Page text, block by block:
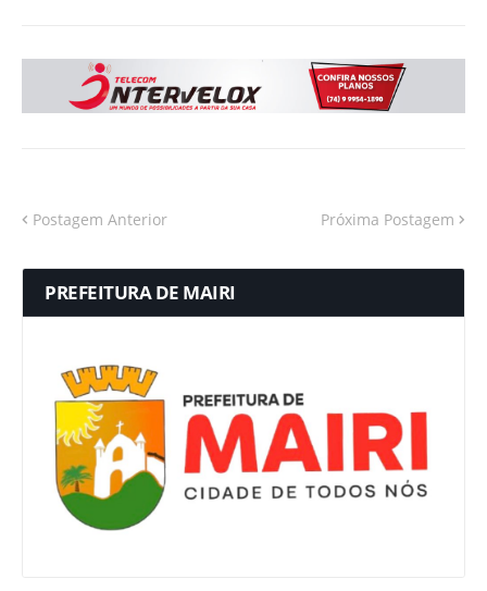
Postagem Anterior Próxima Postagem
PREFEITURA DE MAIRI